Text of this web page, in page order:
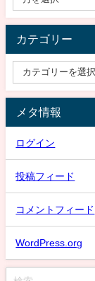
カテゴリー
メタ情報
ログイン
投稿フィード
コメントフィード
WordPress.org